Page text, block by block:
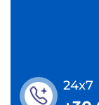
24x7